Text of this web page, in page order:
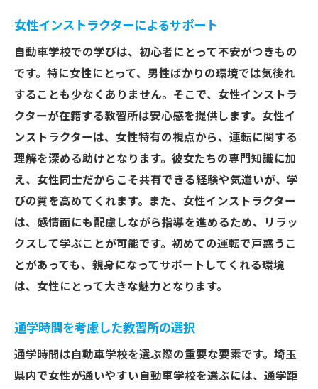
女性インストラクターによるサポート
自動車学校での学びは、初心者にとって不安がつきもの
です。特に女性にとって、男性ばかりの環境では気後れ
することも少なくありません。そこで、女性インストラ
クターが在籍する教習所は安心感を提供します。女性イ
ンストラクターは、女性特有の視点から、運転に関する
理解を深める助けとなります。彼女たちの専門知識に加
え、女性同士だからこそ共有できる経験や気遣いが、学
びの質を高めてくれます。また、女性インストラクター
は、感情面にも配慮しながら指導を進めるため、リラッ
クスして学ぶことが可能です。初めての運転で戸惑うこ
とがあっても、親身になってサポートしてくれる環境
は、女性にとって大きな魅力となります。
通学時間を考慮した教習所の選択
通学時間は自動車学校を選ぶ際の重要な要素です。埼玉
県内で女性が通いやすい自動車学校を選ぶには、通学距